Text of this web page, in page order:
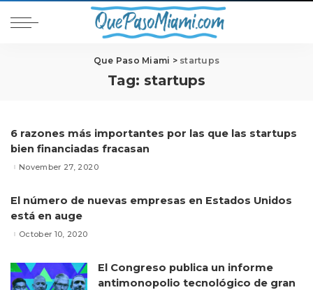
Que Paso Miami > startups
Tag: startups
6 razones más importantes por las que las startups
bien financiadas fracasan
November 27, 2020
El número de nuevas empresas en Estados Unidos
está en auge
October 10, 2020
El Congreso publica un informe
antimonopolio tecnológico de gran